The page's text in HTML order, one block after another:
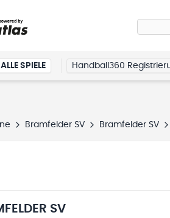
ALLE SPIELE Handball360
Bramfelder SV Bramfelder SV
SV